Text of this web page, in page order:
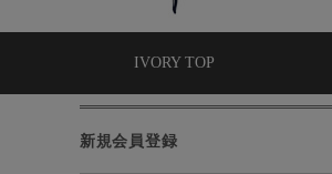
IVORY TOP
新規会員登録